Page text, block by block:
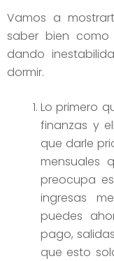
Vamos a
saber bien
dando
dormir.
Lo primero
finanzas y
que darle
mensuales
preocupa
ingresas
puedes
pago,
que esto